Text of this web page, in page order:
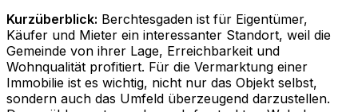
Kurzüberblick: Berchtesgaden ist für Eigentümer,
Käufer und Mieter ein interessanter Standort, weil die
Gemeinde von ihrer Lage, Erreichbarkeit und
Wohnqualität profitiert. Für die Vermarktung einer
Immobilie ist es wichtig, nicht nur das Objekt selbst,
sondern auch das Umfeld überzeugend darzustellen.